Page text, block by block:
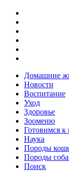
Домашние
Новости
Воспитание
Уход
Здоровье
Зооменю
Готовимся к
Наука
Породы
Породы
Поиск